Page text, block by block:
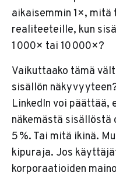
aikaisemmin 1×,
realiteeteille, kun
1 000× tai 10 000×?
Vaikuttaako tämä
sisällön
LinkedIn voi päättää,
näkemästä sisällöstä
5 %. Tai mitä ikinä.
kipuraja. Jos
korporaatioiden